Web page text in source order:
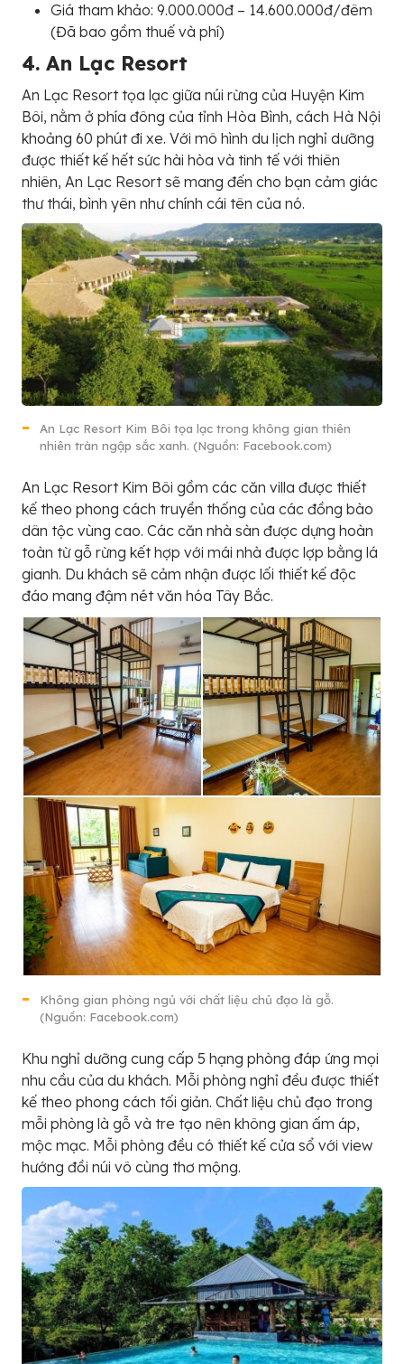
Giá tham khảo: 9.000.000đ – 14.600.000đ/đêm
(Đã bao gồm thuế và phí)
4. An Lạc Resort
An Lạc Resort tọa lạc giữa núi rừng của Huyện Kim
Bôi, nằm ở phía đông của tỉnh Hòa Bình, cách Hà Nội
khoảng 60 phút đi xe. Với mô hình du lịch nghỉ dưỡng
được thiết kế hết sức hài hòa và tinh tế với thiên
nhiên, An Lạc Resort sẽ mang đến cho bạn cảm giác
thư thái, bình yên như chính cái tên của nó.
An Lạc Resort Kim Bôi tọa lạc trong không gian thiên
nhiên tràn ngập sắc xanh. (Nguồn: Facebook.com)
An Lạc Resort Kim Bôi gồm các căn villa được thiết
kế theo phong cách truyền thống của các đồng bào
dân tộc vùng cao. Các căn nhà sàn được dựng hoàn
toàn từ gỗ rừng kết hợp với mái nhà được lợp bằng lá
gianh. Du khách sẽ cảm nhận được lối thiết kế độc
đáo mang đậm nét văn hóa Tây Bắc.
Không gian phòng ngủ với chất liệu chủ đạo là gỗ.
(Nguồn: Facebook.com)
Khu nghỉ dưỡng cung cấp 5 hạng phòng đáp ứng mọi
nhu cầu của du khách. Mỗi phòng nghỉ đều được thiết
kế theo phong cách tối giản. Chất liệu chủ đạo trong
mỗi phòng là gỗ và tre tạo nên không gian ấm áp,
mộc mạc. Mỗi phòng đều có thiết kế cửa sổ với view
hướng đồi núi vô cùng thơ mộng.